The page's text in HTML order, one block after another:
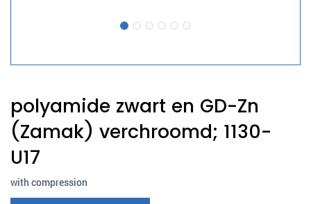
polyamide zwart en GD-Zn
(Zamak) verchroomd; 1130-
U17
with compression